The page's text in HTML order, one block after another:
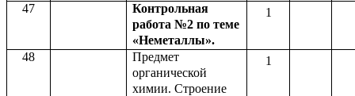
47
Контрольная
работа №2 по теме
«Неметаллы».
1
48
Предмет
органической
химии. Строение
1